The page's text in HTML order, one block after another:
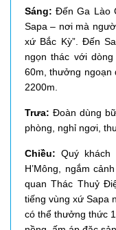
Sáng: Đến Ga Lào
Sapa – nơi mà
xứ Bắc Kỳ”. Đến
ngọn thác với
60m, thưởng ngoạn
2200m.
Trưa: Đoàn dùng
phòng, nghỉ ngơi,
Chiều: Quý
H’Mông, ngắm
quan Thác Thuỷ
tiếng vùng xứ Sapa
có thể thưởng thức